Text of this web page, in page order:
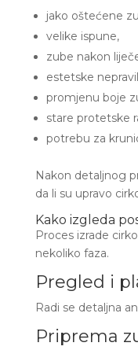
jako oštećene
velike ispune,
zube nakon
estetske
promjenu boje
stare protetske
potrebu za
Nakon detaljnog
da li su upravo
Kako izgleda
Proces izrade
nekoliko faza.
Pregled i
Radi se detaljna
Priprema